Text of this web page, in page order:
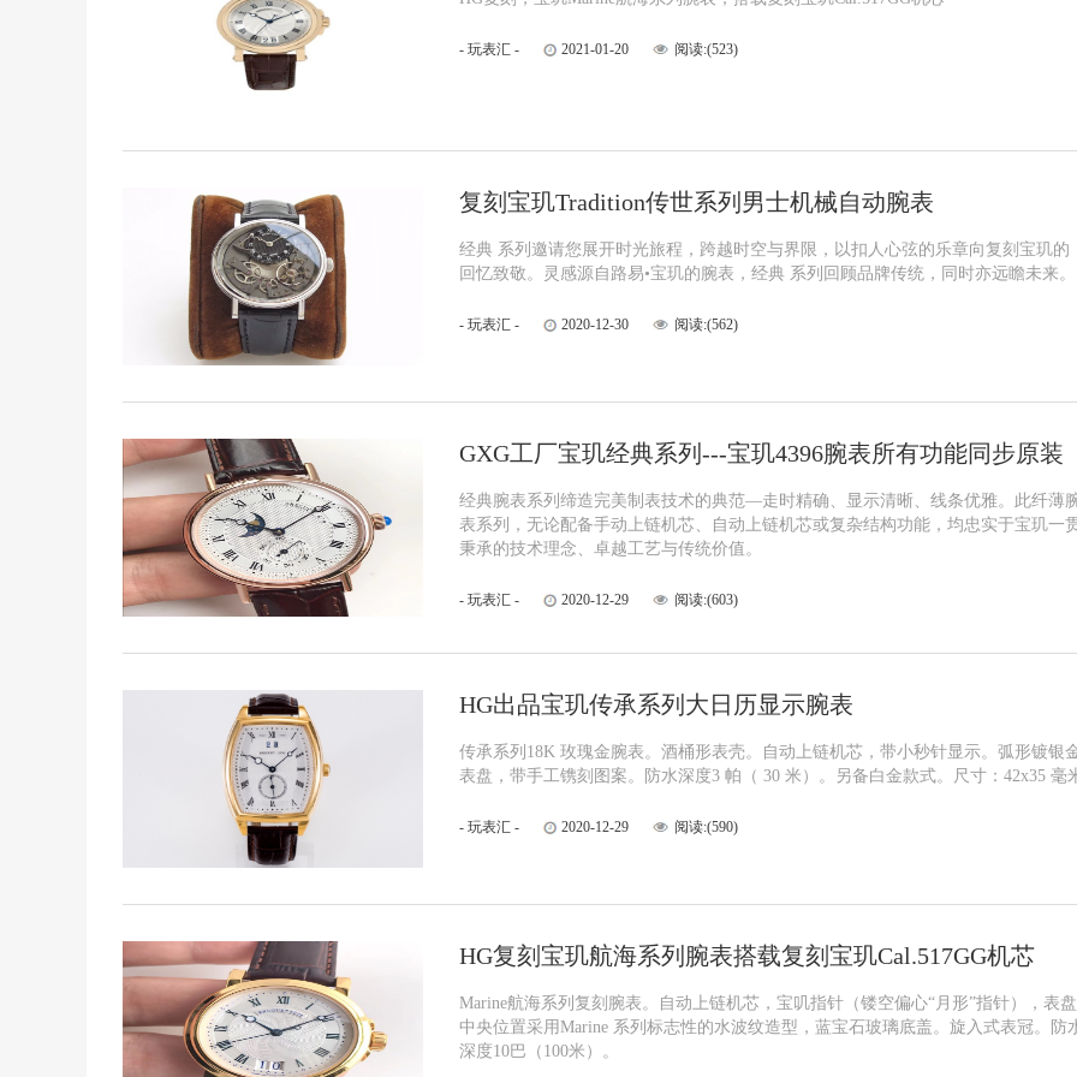
- 玩表汇 - 2021-01-20 阅读:(523)
复刻宝玑Tradition传世系列男士机械自动腕表
经典 系列邀请您展开时光旅程，跨越时空与界限，以扣人心弦的乐章向复刻宝玑的
回忆致敬。灵感源自路易•宝玑的腕表，经典 系列回顾品牌传统，同时亦远瞻未来。
- 玩表汇 - 2020-12-30 阅读:(562)
GXG工厂宝玑经典系列---宝玑4396腕表所有功能同步原装
经典腕表系列缔造完美制表技术的典范—走时精确、显示清晰、线条优雅。此纤薄
表系列，无论配备手动上链机芯、自动上链机芯或复杂结构功能，均忠实于宝玑一
秉承的技术理念、卓越工艺与传统价值。
- 玩表汇 - 2020-12-29 阅读:(603)
HG出品宝玑传承系列大日历显示腕表
传承系列18K 玫瑰金腕表。酒桶形表壳。自动上链机芯，带小秒针显示。弧形镀银
表盘，带手工镌刻图案。防水深度3 帕（ 30 米）。另备白金款式。尺寸：42x35 毫
- 玩表汇 - 2020-12-29 阅读:(590)
HG复刻宝玑航海系列腕表搭载复刻宝玑Cal.517GG机芯
Marine航海系列复刻腕表。自动上链机芯，宝叽指针（镂空偏心“月形”指针），表盘
中央位置采用Marine 系列标志性的水波纹造型，蓝宝石玻璃底盖。旋入式表冠。防
深度10巴（100米）。